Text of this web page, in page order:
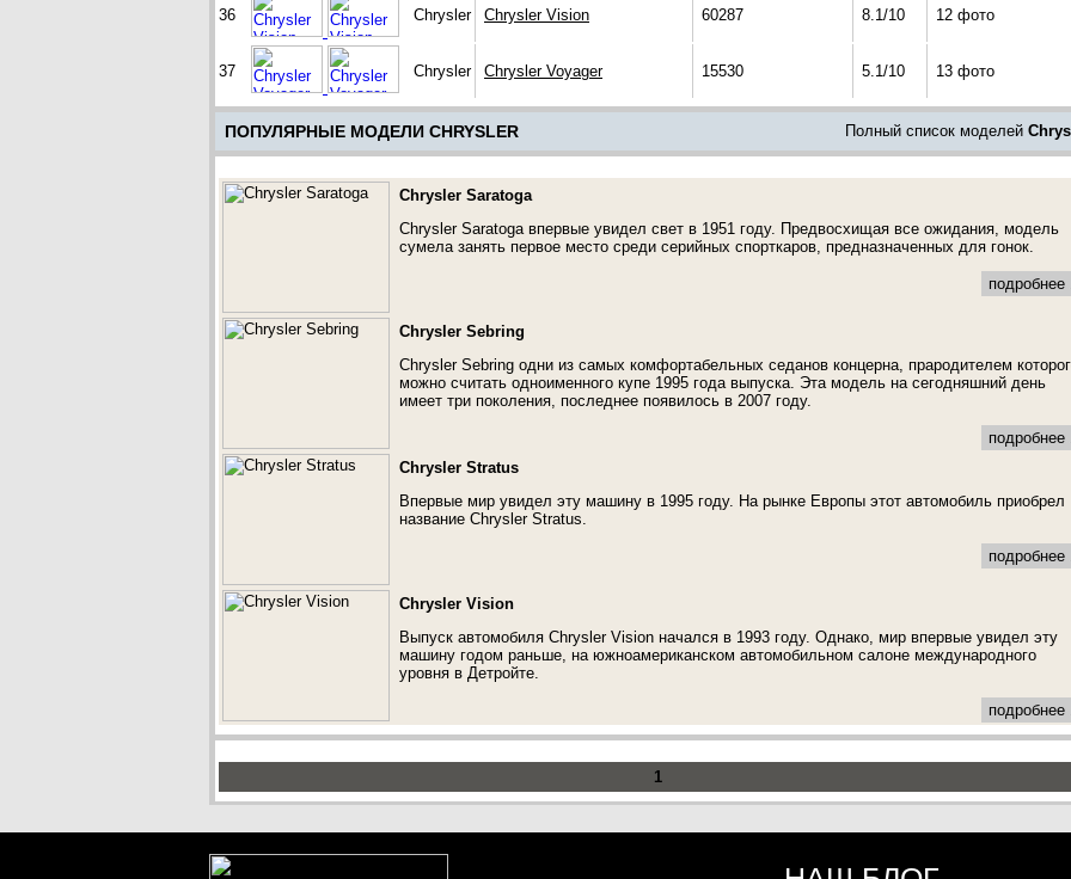
36 Chrysler Chrysler Vision 60287 8.1/10 12 фото
37 Chrysler Chrysler Voyager 15530 5.1/10 13 фото
ПОПУЛЯРНЫЕ МОДЕЛИ CHRYSLER Полный список моделей
Chrysler Saratoga
Chrysler Saratoga впервые увидел свет в 1951 году. Предвосхищая все ожидания, модель
сумела занять первое место среди серийных спорткаров, предназначенных для гонок.
подробнее
Chrysler Sebring
Chrysler Sebring одни из самых комфортабельных седанов концерна, прародителем
можно считать одноименного купе 1995 года выпуска. Эта модель на сегодняшний день
имеет три поколения, последнее появилось в 2007 году.
подробнее
Chrysler Stratus
Впервые мир увидел эту машину в 1995 году. На рынке Европы этот автомобиль приобрел
название Chrysler Stratus.
подробнее
Chrysler Vision
Выпуск автомобиля Chrysler Vision начался в 1993 году. Однако, мир впервые увидел эту
машину годом раньше, на южноамериканском автомобильном салоне международного
уровня в Детройте.
подробнее
1